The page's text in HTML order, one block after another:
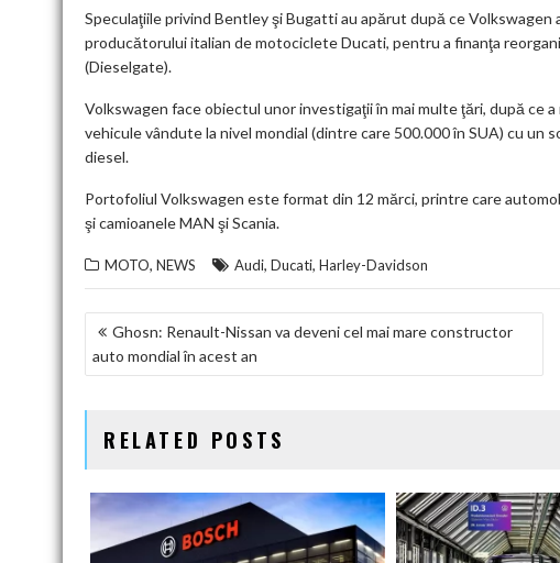
Speculaţiile privind Bentley şi Bugatti au apărut după ce Volkswagen
producătorului italian de motociclete Ducati, pentru a finanţa
(Dieselgate).
Volkswagen face obiectul unor investigaţii în mai multe ţări, după ce
vehicule vândute la nivel mondial (dintre care 500.000 în SUA) cu
diesel.
Portofoliul Volkswagen este format din 12 mărci, printre care
şi camioanele MAN şi Scania.
MOTO, NEWS Audi, Ducati, Harley-Davidson
NAVIGARE
ÎN
Ghosn: Renault-Nissan va deveni cel mai mare constructor
auto mondial în acest an
RELATED POSTS